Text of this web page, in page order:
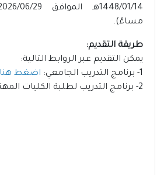
مساءً).
طريقة التقديم:
يمكن التقديم عبر الروابط التالية:
1- برنامج التدريب الجامعي:
اضغط هنا
2- برنامج التدريب لطلبة الكليات المهنية: